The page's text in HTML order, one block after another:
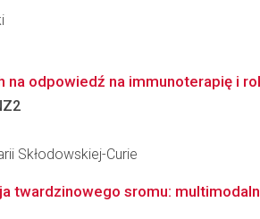
na odpowiedź na immunoterapię i
Skłodowskiej-Curie
twardzinowego sromu: